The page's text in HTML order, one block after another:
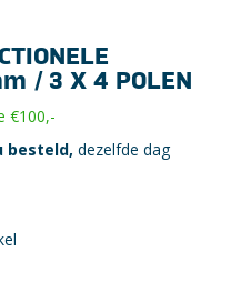
/ 3 X 4 POLEN
€100,-
besteld, dezelfde dag